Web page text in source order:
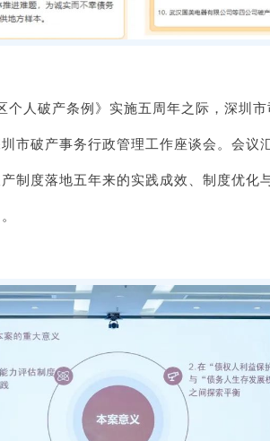
人破产条例》实施五周年之际，深圳
市破产事务行政管理工作座谈会。会议
制度落地五年来的实践成效、制度优化